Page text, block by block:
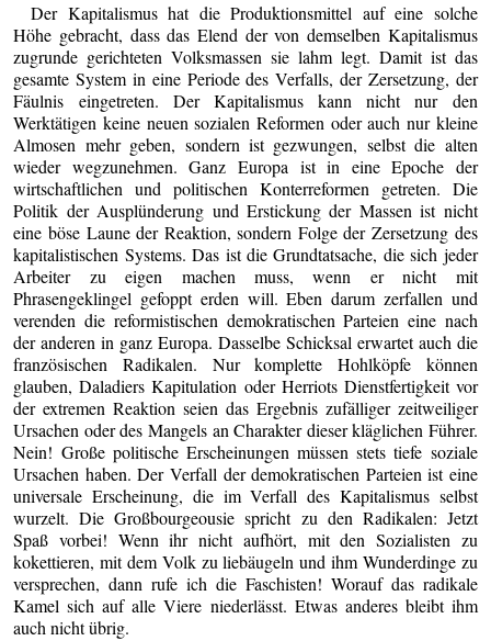
Der Kapitalismus hat die Produktionsmittel auf eine solche
Höhe gebracht, dass das Elend der von demselben Kapitalismus
zugrunde gerichteten Volksmassen sie lahm legt. Damit ist das
gesamte System in eine Periode des Verfalls, der Zersetzung, der
Fäulnis eingetreten. Der Kapitalismus kann nicht nur den
Werktätigen keine neuen sozialen Reformen oder auch nur kleine
Almosen mehr geben, sondern ist gezwungen, selbst die alten
wieder wegzunehmen. Ganz Europa ist in eine Epoche der
wirtschaftlichen und politischen Konterreformen getreten. Die
Politik der Ausplünderung und Erstickung der Massen ist nicht
eine böse Laune der Reaktion, sondern Folge der Zersetzung des
kapitalistischen Systems. Das ist die Grundtatsache, die sich jeder
Arbeiter zu eigen machen muss, wenn er nicht mit
Phrasengeklingel gefoppt erden will. Eben darum zerfallen und
verenden die reformistischen demokratischen Parteien eine nach
der anderen in ganz Europa. Dasselbe Schicksal erwartet auch die
französischen Radikalen. Nur komplette Hohlköpfe können
glauben, Daladiers Kapitulation oder Herriots Dienstfertigkeit vor
der extremen Reaktion seien das Ergebnis zufälliger zeitweiliger
Ursachen oder des Mangels an Charakter dieser kläglichen Führer.
Nein! Große politische Erscheinungen müssen stets tiefe soziale
Ursachen haben. Der Verfall der demokratischen Parteien ist eine
universale Erscheinung, die im Verfall des Kapitalismus selbst
wurzelt. Die Großbourgeousie spricht zu den Radikalen: Jetzt
Spaß vorbei! Wenn ihr nicht aufhört, mit den Sozialisten zu
kokettieren, mit dem Volk zu liebäugeln und ihm Wunderdinge zu
versprechen, dann rufe ich die Faschisten! Worauf das radikale
Kamel sich auf alle Viere niederlässt. Etwas anderes bleibt ihm
auch nicht übrig.